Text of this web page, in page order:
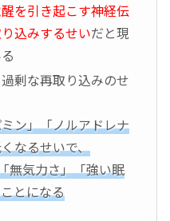
を引き起こす神経伝
込みするせいだと現
剰な再取り込みのせ
ン」「ノルアドレナ
なるせいで、
無気力さ」「強い眠
とになる